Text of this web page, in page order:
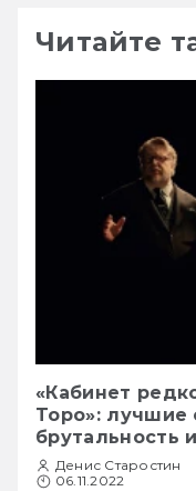
Читайте
«Кабинет
Торо»: лучшие
брутальность
Денис Старостин
06.11.2022